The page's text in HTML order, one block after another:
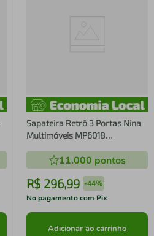
Sapateira Retrô 3 Portas Nina
Multimóveis MP6018
11.000 pontos
R$ 296,99 -44%
No pagamento com Pix
Adicionar ao carrinho